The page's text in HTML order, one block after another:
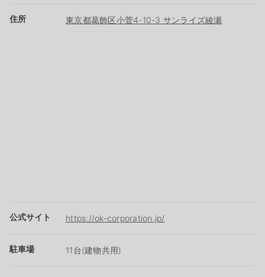
住所 東京都葛飾区小菅4-10-3 サンライズ綾瀬
公式サイト https://ok-corporation.jp/
駐車場 11台(建物共用)